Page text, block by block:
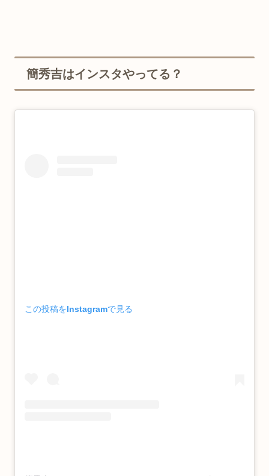
簡秀吉はインスタやってる？
この投稿をInstagramで見る